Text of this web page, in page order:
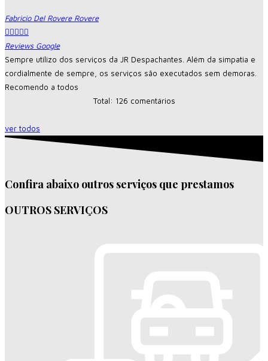
Fabricio Del Rovere Rovere

Reviews Google
Sempre utilizo dos serviços da JR Despachantes. Além da simpatia e
cordialmente de sempre, os serviços são executados sem demoras.
Recomendo a todos
Total: 126 comentários
ver todos
Confira abaixo outros serviços que prestamos
OUTROS SERVIÇOS